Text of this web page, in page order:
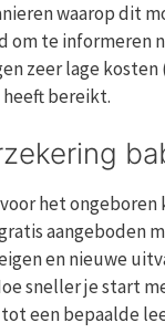
waarop dit
om te informeren
zeer lage
bereikt.
het
aangeboden
en nieuwe
sneller je start
een bepaalde